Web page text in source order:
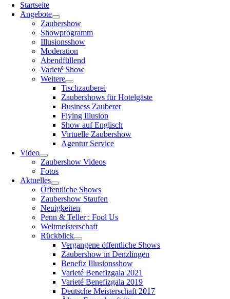
Startseite
Angebote
Zaubershow
Showprogramm
Illusionsshow
Moderation
Abendfüllend
Varieté Show
Weitere
Tischzauberei
Zaubershows für Hotelgäste
Business Zauberer
Flying Illusion
Show auf Englisch
Virtuelle Zaubershow
Agentur Service
Video
Zaubershow Videos
Fotos
Aktuelles
Öffentliche Shows
Zaubershow Staufen
Neuigkeiten
Penn & Teller : Fool Us
Weltmeisterschaft
Rückblick
Vergangene öffentliche Shows
Zaubershow in Denzlingen
Benefiz Illusionsshow
Varieté Benefizgala 2021
Varieté Benefizgala 2019
Deutsche Meisterschaft 2017